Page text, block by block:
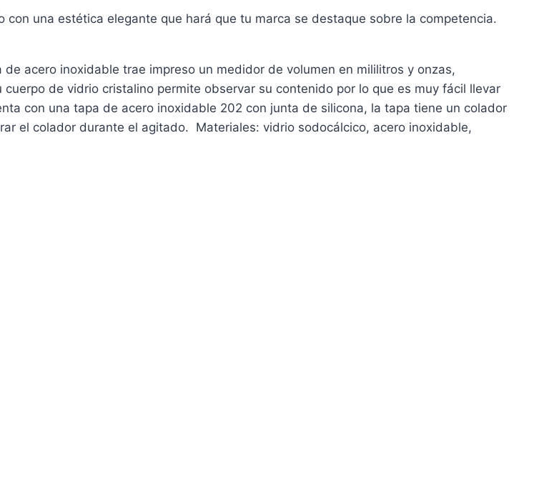
una estética elegante que hará que tu marca se destaque sobre la competencia.
de acero inoxidable trae impreso un medidor de volumen en mililitros y onzas,
de vidrio cristalino permite observar su contenido por lo que es muy fácil llevar
con una tapa de acero inoxidable 202 con junta de silicona, la tapa tiene un colador
el colador durante el agitado. Materiales: vidrio sodocálcico, acero inoxidable,